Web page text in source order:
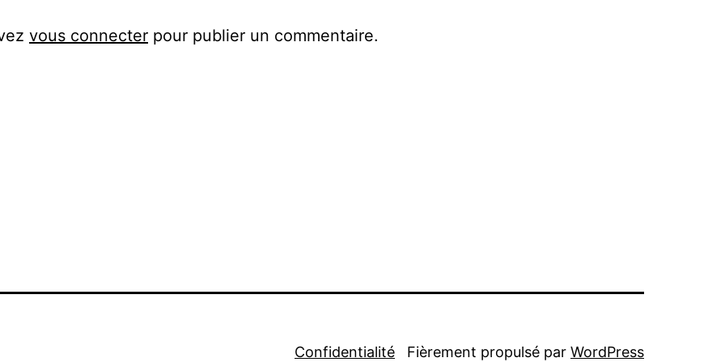
vous connecter pour publier un commentaire.
Confidentialité Fièrement propulsé par WordPress